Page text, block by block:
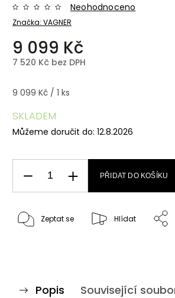
Značka: VAGNER
Neohodnoceno
9 099 Kč
7 520 Kč bez DPH
9 099 Kč / 1 ks
SKLADEM
Můžeme doručit do: 12.8.2026
PŘIDAT DO KOŠÍKU
Zeptat se Hlídat
Popis Související